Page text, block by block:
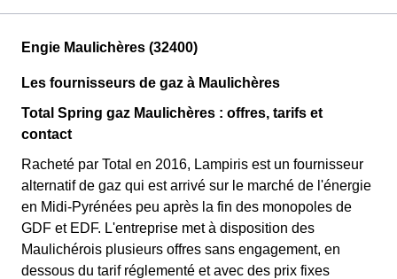
Engie Maulichères (32400)
Les fournisseurs de gaz à Maulichères
Total Spring gaz Maulichères : offres, tarifs et
contact
Racheté par Total en 2016, Lampiris est un fournisseur
alternatif de gaz qui est arrivé sur le marché de l'énergie
en Midi-Pyrénées peu après la fin des monopoles de
GDF et EDF. L'entreprise met à disposition des
Maulichérois plusieurs offres sans engagement, en
dessous du tarif réglementé et avec des prix fixes